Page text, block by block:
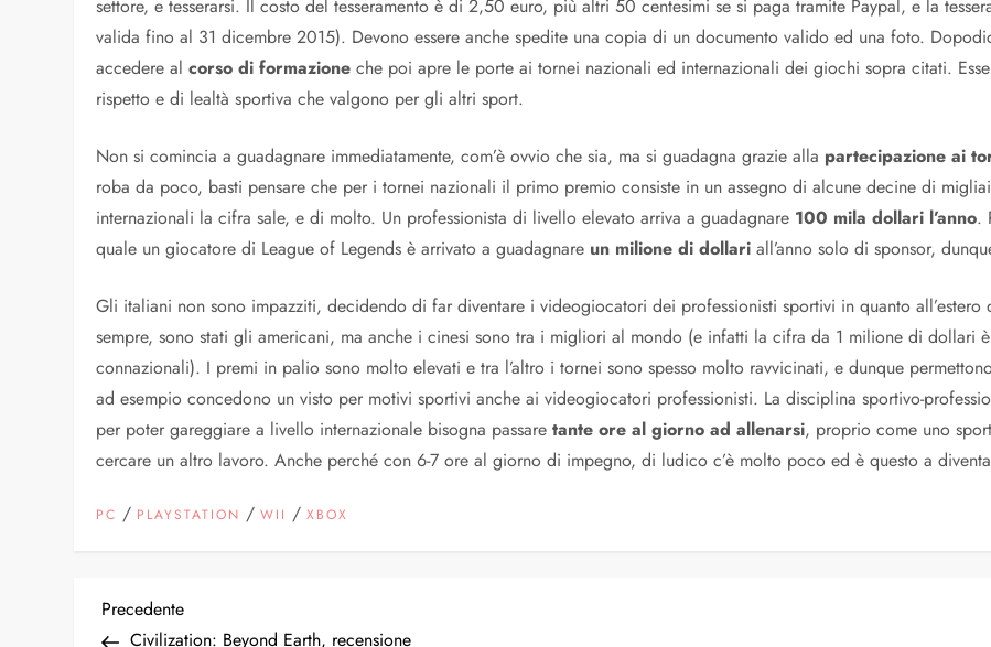
settore, e tesserarsi. Il costo del tesseramento è di 2,50 euro, più altri 50 centesimi se si paga tramite Paypal, e la
valida fino al 31 dicembre 2015). Devono essere anche spedite una copia di un documento valido ed una foto.
accedere alcorso di formazione che poi apre le porte ai tornei nazionali ed internazionali dei giochi sopra citati.
rispetto e di lealtà sportiva che valgono per gli altri sport.
Non si comincia a guadagnare immediatamente, com’è ovvio che sia, ma si guadagna grazie alla partecipazione ai
roba da poco, basti pensare che per i tornei nazionali il primo premio consiste in un assegno di alcune decine di
internazionali la cifra sale, e di molto. Un professionista di livello elevato arriva a guadagnare 100 mila dollari l’anno.
quale un giocatore di League of Legends è arrivato a guadagnare un milione di dollari all’anno solo di sponsor,
Gli italiani non sono impazziti, decidendo di far diventare i videogiocatori dei professionisti sportivi in quanto
sempre, sono stati gli americani, ma anche i cinesi sono tra i migliori al mondo (e infatti la cifra da 1 milione di dollari
connazionali). I premi in palio sono molto elevati e tra l’altro i tornei sono spesso molto ravvicinati, e dunque
ad esempio concedono un visto per motivi sportivi anche ai videogiocatori professionisti. La disciplina sportivo-
per poter gareggiare a livello internazionale bisogna passaretante ore al giorno ad allenarsi, proprio come uno
cercare un altro lavoro. Anche perché con 6-7 ore al giorno di impegno, di ludico c’è molto poco ed è questo a
PC / PLAYSTATION /WII /XBOX
N
Articolo
precedente
Precedente
Civilization: Beyond Earth, recensione